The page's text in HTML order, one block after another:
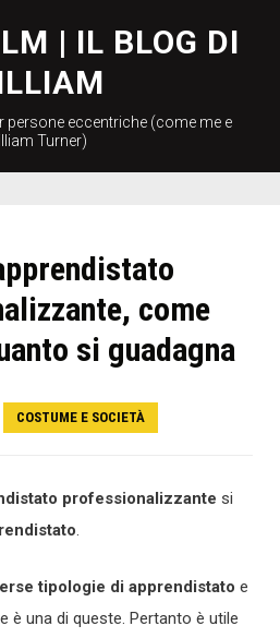
content| IL BLOG DI
persone eccentriche (come me e
Turner)
come
si guadagna
COSTUME E SOCIETÀ
professionalizzante si
.
tipologie di apprendistato e
è una di queste. Pertanto è utile